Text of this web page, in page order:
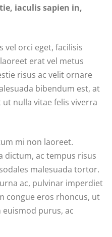
iaculis sapien in,
vel orci eget, facilisis
erat vel metus
risus ac velit ornare
bibendum est, at
nulla vitae felis viverra
mi non laoreet.
dictum, ac tempus risus
malesuada tortor.
ac, pulvinar imperdiet
congue eros rhoncus, ut
purus, ac